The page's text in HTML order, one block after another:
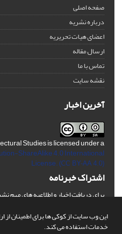
این وب سایت از کوکی ها برای اطمینان از
خدمات استفاده می کند.
صفحه اصلی
درباره نشریه
اعضای هیات تحریریه
ارسال مقاله
تماس با ما
نقشه سایت
آخرین اخبار
Studies is licensed under a
ShareAlike 4.0 International
License. (CC BY-AA 4.0)
اشتراک خبرنامه
برای دریافت اخبار و اطلاعیه های مهم